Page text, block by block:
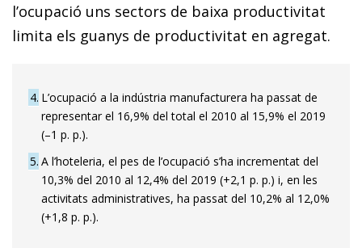
l’ocupació uns sectors de baixa productivitat
limita els guanys de productivitat en agregat.
4 L’ocupació a la indústria manufacturera ha passat de
representar el 16,9% del total el 2010 al 15,9% el 2019
(–1 p. p.).
5 A l’hoteleria, el pes de l’ocupació s’ha incrementat del
10,3% del 2010 al 12,4% del 2019 (+2,1 p. p.) i, en les
activitats administratives, ha passat del 10,2% al 12,0%
(+1,8 p. p.).